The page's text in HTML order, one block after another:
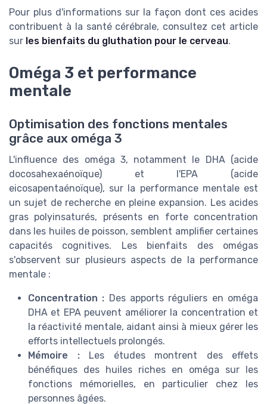
Pour plus d'informations sur la façon dont ces acides
contribuent à la santé cérébrale, consultez cet article
sur les bienfaits du gluthation pour le cerveau.
Oméga 3 et performance
mentale
Optimisation des fonctions mentales
grâce aux oméga 3
L'influence des oméga 3, notamment le DHA (acide
docosahexaénoïque) et l'EPA (acide
eicosapentaénoïque), sur la performance mentale est
un sujet de recherche en pleine expansion. Les acides
gras polyinsaturés, présents en forte concentration
dans les huiles de poisson, semblent amplifier certaines
capacités cognitives. Les bienfaits des omégas
s'observent sur plusieurs aspects de la performance
mentale :
Concentration : Des apports réguliers en oméga
DHA et EPA peuvent améliorer la concentration et
la réactivité mentale, aidant ainsi à mieux gérer les
efforts intellectuels prolongés.
Mémoire :Les études montrent des effets
bénéfiques des huiles riches en oméga sur les
fonctions mémorielles, en particulier chez les
personnes âgées.